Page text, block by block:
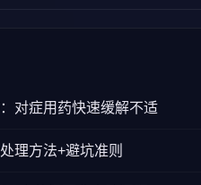
对症用药快速缓解不适
理方法+避坑准则